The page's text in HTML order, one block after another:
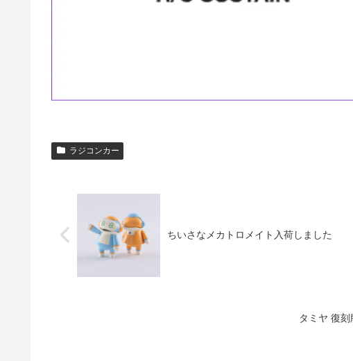
ラジコンカー
ちいさなメカトロメイト入荷しました
タミヤ 復